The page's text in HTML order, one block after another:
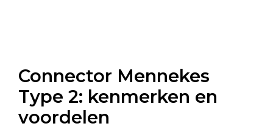
Connector Mennekes
Type 2: kenmerken en
voordelen